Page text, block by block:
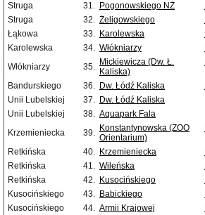
Struga
31. Pogonowskiego NŻ
Struga
32. Żeligowskiego
Łąkowa
33. Karolewska
Karolewska
34. Włókniarzy
Włókniarzy
35. Mickiewicza (Dw. Ł.
Kaliska)
Bandurskiego 36. Dw. Łódź Kaliska
Unii Lubelskiej
37. Dw. Łódź Kaliska
Unii Lubelskiej
38. Aquapark Fala
Krzemieniecka
39. Konstantynowska (ZOO
Orientarium)
Retkińska 40. Krzemieniecka
Retkińska
41. Wileńska
Retkińska
42. Kusocińskiego
Kusocińskiego
43. Babickiego
Kusocińskiego
44. Armii Krajowej